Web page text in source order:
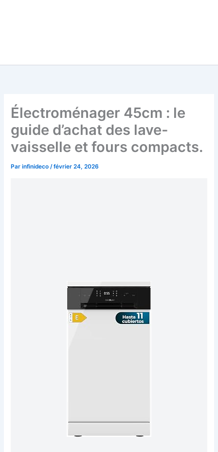
Électroménager 45cm : le
guide d’achat des lave-
vaisselle et fours compacts.
Parinfinideco/février 24, 2026